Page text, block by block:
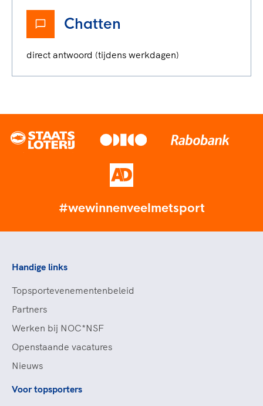
Chatten
direct antwoord (tijdens werkdagen)
#wewinnenveelmetsport
Handige links
Topsportevenementenbeleid
Partners
Werken bij NOC*NSF
Openstaande vacatures
Nieuws
Voor topsporters